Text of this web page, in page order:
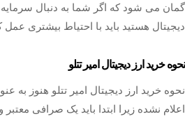
گمان می شود که اگر شما به دنبال سرمایه
دیجیتال هستید باید با احتیاط بیشتری عمل
نحوه خرید ارز دیجیتال امیر تتلو
نحوه خرید ارز دیجیتال امیر تتلو هنوز
اعلام نشده زیرا ابتدا باید یک صرافی